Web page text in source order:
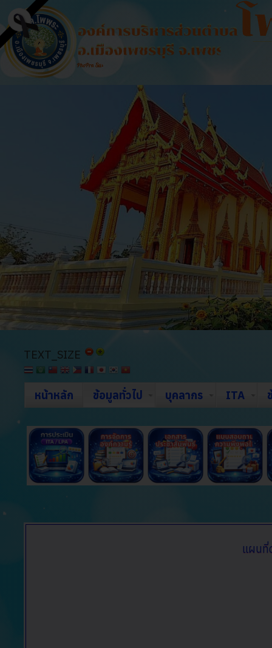
TEXT_SIZE
หน้าหลัก ข้อมูลทั่วไป บุคลากร ITA
แผนที่